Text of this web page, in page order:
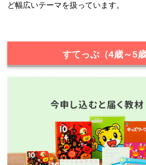
ど幅広いテーマを扱っています。
すてっぷ（4歳～5歳